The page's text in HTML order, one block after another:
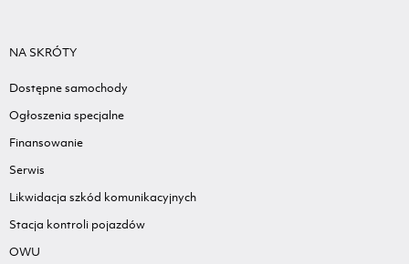
NA SKRÓTY
Dostępne samochody
Ogłoszenia specjalne
Finansowanie
Serwis
Likwidacja szkód komunikacyjnych
Stacja kontroli pojazdów
OWU